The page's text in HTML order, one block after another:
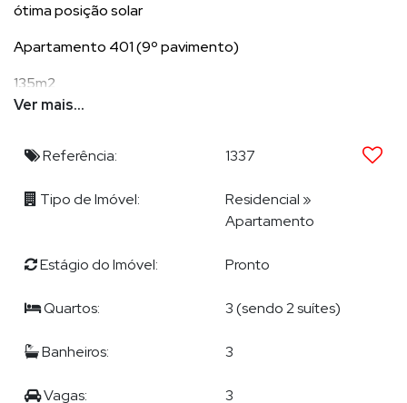
ótima posição solar
Apartamento 401 (9º pavimento)
135m2
2 suítes + 1 dormitório
3 vagas
alto padrão, lhe proporcionará completa assessoria na
compra, venda, permuta ou locação de seu imóvel.
EXPERTISE DE DEMIAN ?
Ver mais...
Referência: 1337
Tipo de Imóvel: Residencial »
Apartamento
Estágio do Imóvel: Pronto
Quartos: 3 (sendo 2 suítes)
Banheiros: 3
Vagas: 3